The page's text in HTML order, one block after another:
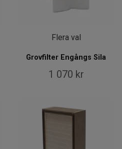
Flera val
Grovfilter Engångs Sila
1 070 kr